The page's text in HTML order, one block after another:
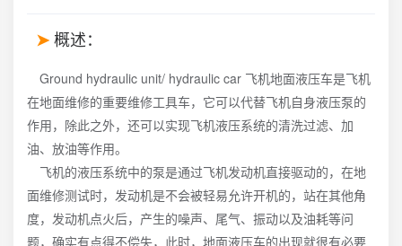
概述：
Ground hydraulic unit/ hydraulic car 飞机地面液压车是飞机
在地面维修的重要维修工具车，它可以代替飞机自身液压泵的
作用，除此之外，还可以实现飞机液压系统的清洗过滤、加
油、放油等作用。
飞机的液压系统中的泵是通过飞机发动机直接驱动的，在地
面维修测试时，发动机是不会被轻易允许开机的，站在其他角
度，发动机点火后，产生的噪声、尾气、振动以及油耗等问
题，确实有点得不偿失，此时，地面液压车的出现就很有必要